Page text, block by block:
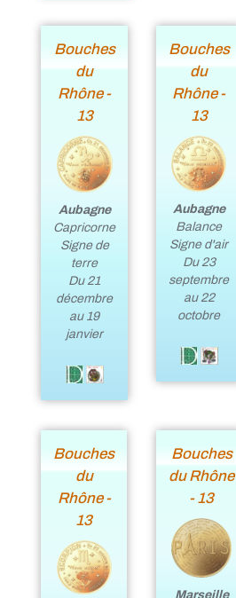
Bouches
du
Rhône -
13
Aubagne
Capricorne
Signe de
terre
Du 21
décembre
au 19
janvier
Bouches
du
Rhône -
13
Aubagne
Balance
Signe d'air
Du 23
septembre
au 22
octobre
Bouches
du
Rhône -
13
Bouches
du Rhône
- 13
Marseille